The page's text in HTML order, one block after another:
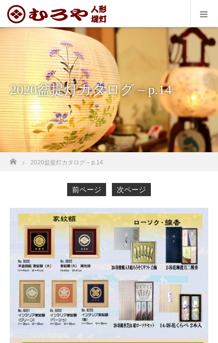
2020盆提灯カタログ – p.14
ホーム
2020盆提灯カタログ – p.14
前ページ 次ページ